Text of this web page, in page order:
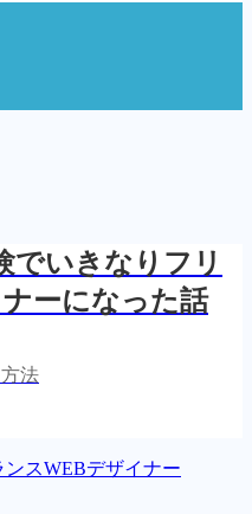
でいきなりフリ
ーになった話
法